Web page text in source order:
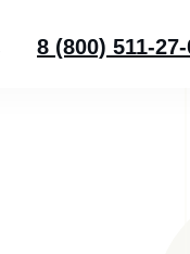
8 (800) 511-